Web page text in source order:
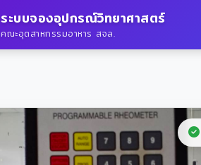
ระบบจองอุปกรณ์วิทยาศาสตร์
คณะอุตสาหกรรมอาหาร สจล.